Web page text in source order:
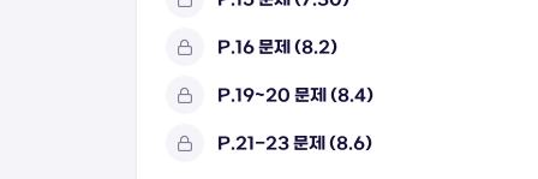
P.16 문제 (8.2)
P.19~20 문제 (8.4)
P.21-23 문제 (8.6)